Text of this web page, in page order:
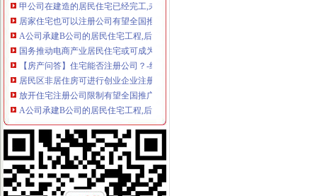
居家住宅也可以注册公司有望全国推广-中投顾问|中国投资咨询网
A公司承建B公司的居民住宅工程,后来双方因工程质量问题导致纠纷
国务推动电商产业居民住宅或可成为注册场所-市场-西安乐居网
【房产问答】住宅能否注册公司？-经开区-合肥论坛_合肥论坛网_合肥
居民区非居住房可进行创业企业注册门槛一降再降-房产频道-和讯网
放开住宅注册公司限制有望全国推广-市场-惠州乐居网
A公司承建B公司的居民住宅工程,后来双方因工程质量问题导致纠纷
甲公司在建造的居民住宅已经完工,未办理房屋所有权证的况下,-
放开住宅注册公司限制有望全国推广_网易杭州房产频道
住宅可以注册房地产经纪服务公司吗-生活杂谈-得意生活-武汉生活消
居民楼可以进行公司注册办照吗？_搜狐财经_搜狐网
居民住宅楼内的房屋改变为经营用房注册企业应提交哪些文件？-问
放开住宅注册公司限制有望全国推广-房产新闻-抚顺搜狐焦点网